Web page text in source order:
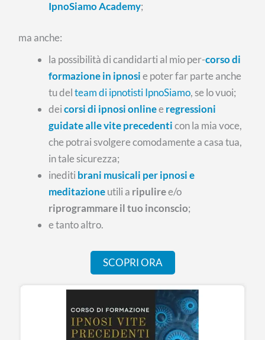
IpnoSiamo Academy;
ma anche:
la possibilità di candidarti al mio per-corso di
formazione in ipnosie poter far parte anche
tu delteam di ipnotisti IpnoSiamo, se lo vuoi;
deicorsi di ipnosi onlinee regressioni
guidate alle vite precedenticon la mia voce,
che potrai svolgere comodamente a casa tua,
in tale sicurezza;
inediti brani musicali per ipnosi e
meditazioneutili a ripuliree/o
riprogrammare il tuo inconscio;
e tanto altro.
SCOPRI ORA